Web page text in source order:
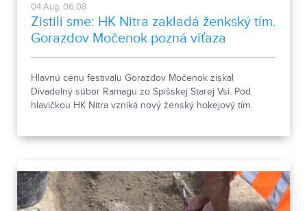
04.Aug, 06:08
Zistili sme: HK Nitra zakladá ženkský tím.
Gorazdov Močenok pozná víťaza
Hlavnú cenu festivalu Gorazdov Močenok získal
Divadelný súbor Ramagu zo Spišskej Starej Vsi. Pod
hlavičkou HK Nitra vzniká nový ženský hokejový tím.